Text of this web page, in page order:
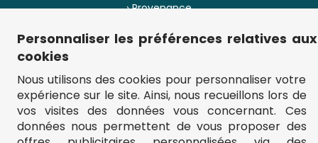
› Provenance
› Plan du site
** Frais d'envoi = 6,95 € (France) / gratuit à partir de 45 €.
fou-de-puzzle.com : le site référence pour acheter des puzzles de
qualité à bon prix.
© Fou-de-puzzle.com 2011 - 2026
Personnaliser les préférences relatives aux
cookies
Nous utilisons des cookies pour personnaliser votre
expérience sur le site. Ainsi, nous recueillons lors de
vos visites des données vous concernant. Ces
données nous permettent de vous proposer des